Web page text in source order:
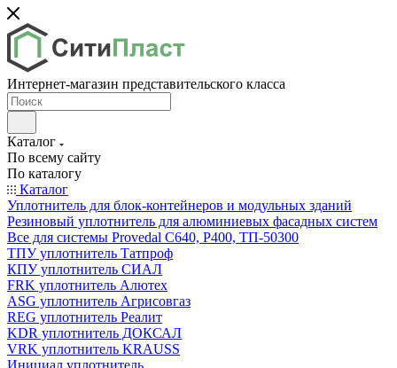
Интернет-магазин представительского класса
Каталог
По всему сайту
По каталогу
Каталог
Уплотнитель для блок-контейнеров и модульных зданий
Резиновый уплотнитель для алюминиевых фасадных систем
Все для системы Provedal С640, Р400, ТП-50300
ТПУ уплотнитель Татпроф
КПУ уплотнитель СИАЛ
FRK уплотнитель Алютех
ASG уплотнитель Агрисовгаз
REG уплотнитель Реалит
KDR уплотнитель ДОКСАЛ
VRK уплотнитель KRAUSS
Инициал уплотнитель